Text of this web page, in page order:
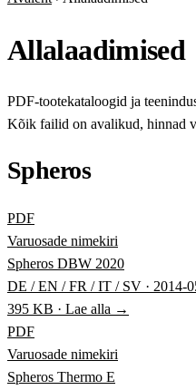
Allalaadimised
PDF-tootekataloogid ja
Kõik failid on avalikud, hinnad
Spheros
PDF
Varuosade nimekiri
Spheros DBW 2020
DE / EN / FR / IT / SV · 2014-
395 KB · Lae alla →
PDF
Varuosade nimekiri
Spheros Thermo E